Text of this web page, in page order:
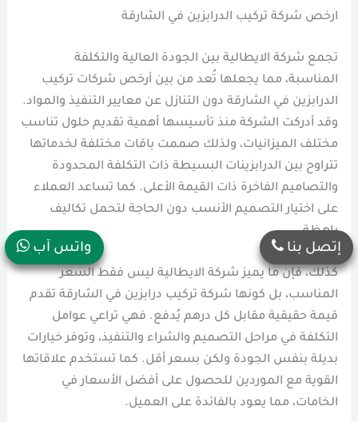
ارخص شركة تركيب الدرابزين في الشارقة
تجمع شركة الايطالية بين الجودة العالية والتكلفة
المناسبة، مما يجعلها تُعد من بين أرخص شركات تركيب
الدرابزين في الشارقة دون التنازل عن معايير التنفيذ والمواد.
وقد أدركت الشركة منذ تأسيسها أهمية تقديم حلول تناسب
مختلف الميزانيات، ولذلك صممت باقات مختلفة لخدماتها
تتراوح بين الدرابزينات البسيطة ذات التكلفة المحدودة
والتصاميم الفاخرة ذات القيمة الأعلى. كما تساعد العملاء
على اختيار التصميم الأنسب دون الحاجة لتحمل تكاليف
باهظة.
كذلك، فإن ما يميز شركة الايطالية ليس فقط السعر
المناسب، بل كونها شركة تركيب درابزين في الشارقة تقدم
قيمة حقيقية مقابل كل درهم يُدفع. فهي تراعي عوامل
التكلفة في مراحل التصميم والشراء والتنفيذ، وتوفر خيارات
بديلة بنفس الجودة ولكن بسعر أقل. كما تستخدم علاقاتها
القوية مع الموردين للحصول على أفضل الأسعار في
الخامات، مما يعود بالفائدة على العميل.
واتس آب إتصل بنا